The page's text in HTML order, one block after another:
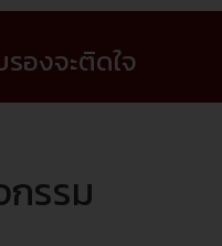
องจะติดใจ
กรรม